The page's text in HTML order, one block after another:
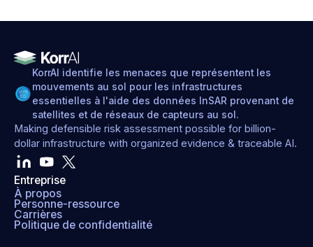
KorrAI identifie les menaces que représentent les
mouvements au sol pour les infrastructures
essentielles à l'aide des données InSAR provenant de
satellites et de réseaux de capteurs au sol.
Making defensible risk assessment possible for billion-
dollar infrastructure with organized evidence & traceable AI.
Entreprise
À propos
Personne-ressource
Carrières
Politique de confidentialité